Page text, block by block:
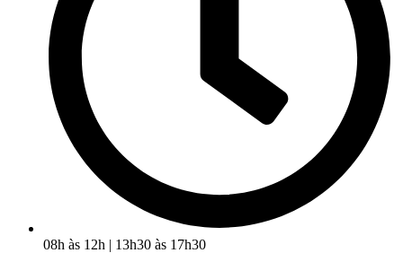
08h às 12h | 13h30 às 17h30